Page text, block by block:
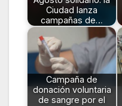
Ciudad lanza
campañas de…
Campaña de
donación voluntaria
de sangre por el